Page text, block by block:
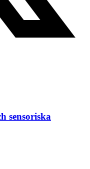
sensoriska